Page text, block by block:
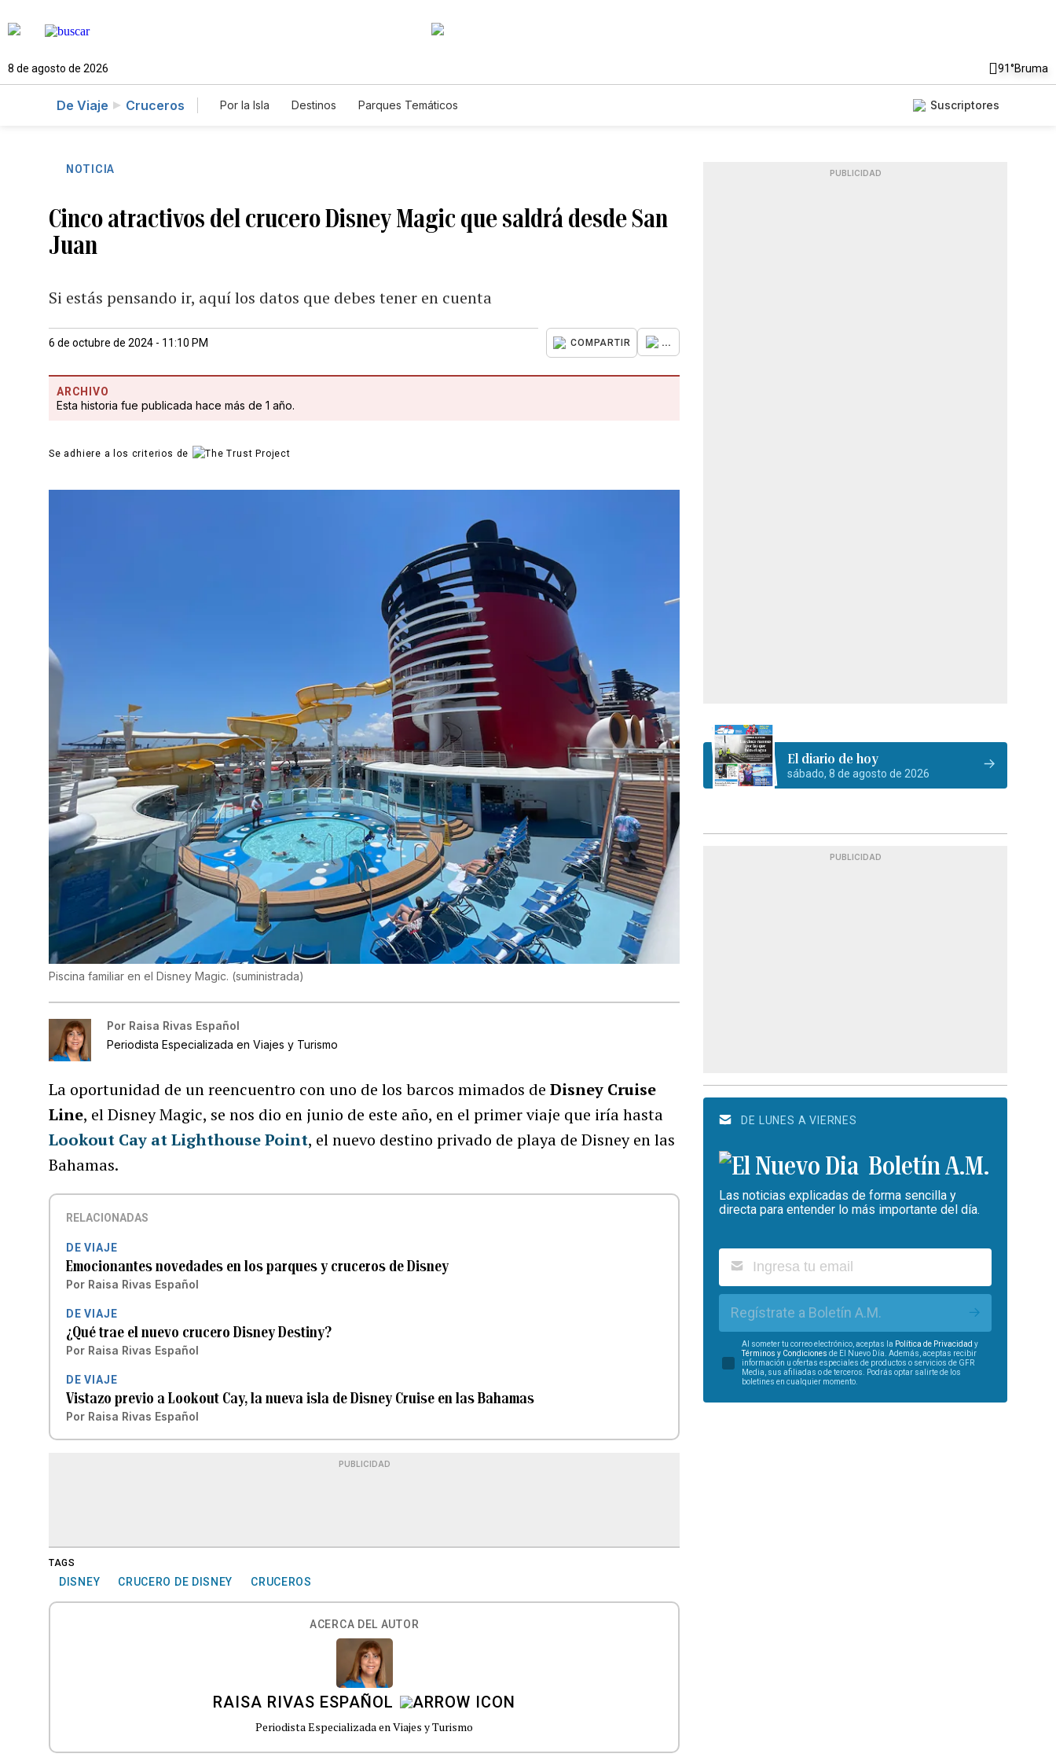
8 de agosto de 2026 91°Bruma
De Viaje Cruceros Por la Isla Destinos Parques Temáticos Suscriptores
NOTICIA
Cinco atractivos del crucero Disney Magic que saldrá desde San
Juan
Si estás pensando ir, aquí los datos que debes tener en cuenta
6 de octubre de 2024 - 11:10 PM COMPARTIR ...
ARCHIVO
Esta historia fue publicada hace más de 1 año.
Se adhiere a los criterios de
Piscina familiar en el Disney Magic. (suministrada)
Por Raisa Rivas Español
Periodista Especializada en Viajes y Turismo
La oportunidad de un reencuentro con uno de los barcos mimados deDisney Cruise
Line, el Disney Magic, se nos dio en junio de este año, en el primer viaje que iría hasta
Lookout Cay at Lighthouse Point, el nuevo destino privado de playa de Disney en las
Bahamas.
RELACIONADAS
DE VIAJE
Emocionantes novedades en los parques y cruceros de Disney
Por Raisa Rivas Español
DE VIAJE
¿Qué trae el nuevo crucero Disney Destiny?
Por Raisa Rivas Español
DE VIAJE
Vistazo previo a Lookout Cay, la nueva isla de Disney Cruise en las Bahamas
Por Raisa Rivas Español
PUBLICIDAD
TAGS
DISNEY CRUCERO DE DISNEY CRUCEROS
ACERCA DEL AUTOR
RAISA RIVAS ESPAÑOL
Periodista Especializada en Viajes y Turismo
PUBLICIDAD
El diario de hoy
sábado, 8 de agosto de 2026
PUBLICIDAD
DE LUNES A VIERNES
Boletín A.M.
Las noticias explicadas de forma sencilla y
directa para entender lo más importante del día.
Regístrate a Boletín A.M.
Al someter tu correo electrónico, aceptas la Política de Privacidad y
Términos y Condiciones de El Nuevo Día. Además, aceptas recibir
información u ofertas especiales de productos o servicios de GFR
Media, sus afiliadas o de terceros. Podrás optar salirte de los
boletines en cualquier momento.